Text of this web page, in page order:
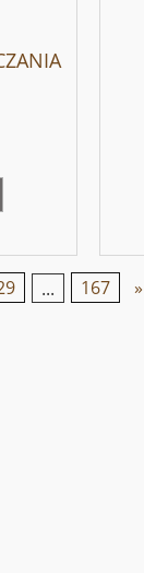
... 167 »